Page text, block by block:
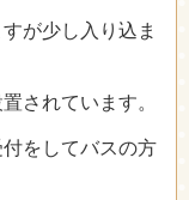
が少し入り込ま
されています。
をしてバスの方